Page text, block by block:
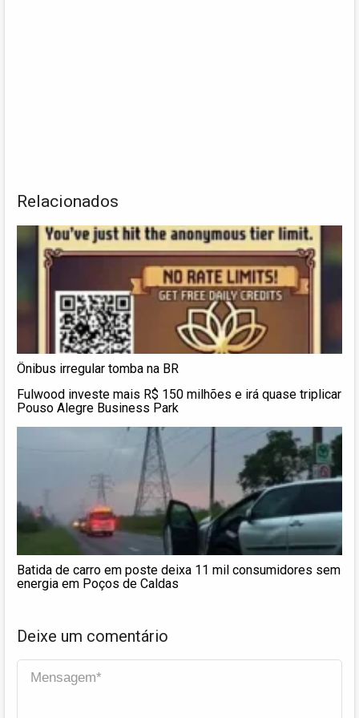
Relacionados
Ônibus irregular tomba na BR
Fulwood investe mais R$ 150 milhões e irá quase triplicar
Pouso Alegre Business Park
Batida de carro em poste deixa 11 mil consumidores sem
energia em Poços de Caldas
Deixe um comentário